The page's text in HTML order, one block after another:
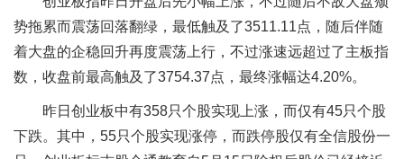
势拖累而震荡回落翻绿，最低触及了3511.11点，随后伴随
着大盘的企稳回升再度震荡上行，不过涨速远超过了主板指
数，收盘前最高触及了3754.37点，最终涨幅达4.20%。
昨日创业板中有358只个股实现上涨，而仅有45只个股
下跌。其中，55只个股实现涨停，而跌停股仅有全信股份一